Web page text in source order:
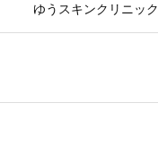
ゆうスキンクリニック